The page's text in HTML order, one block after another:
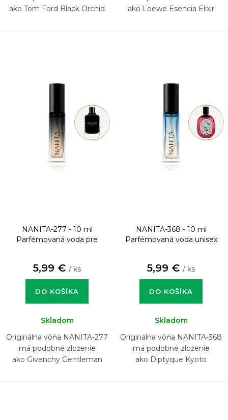
ako Tom Ford Black Orchid
ako Loewe Esencia Elixir
NANITA-277 - 10 ml
Parfémovaná voda pre
5,99 € / ks
DO KOŠÍKA
Skladom
Originálna vôňa NANITA-277
má podobné zloženie
ako Givenchy Gentleman
NANITA-368 - 10 ml
Parfémovaná voda unisex
5,99 € / ks
DO KOŠÍKA
Skladom
Originálna vôňa NANITA-368
má podobné zloženie
ako Diptyque Kyoto